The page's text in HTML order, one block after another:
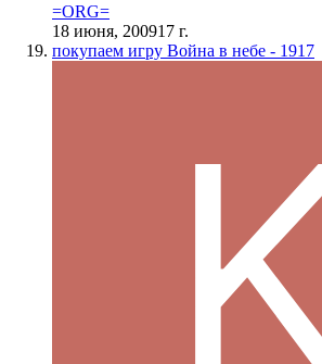
=ORG=
18 июня, 200917 г.
покупаем игру Война в небе - 1917